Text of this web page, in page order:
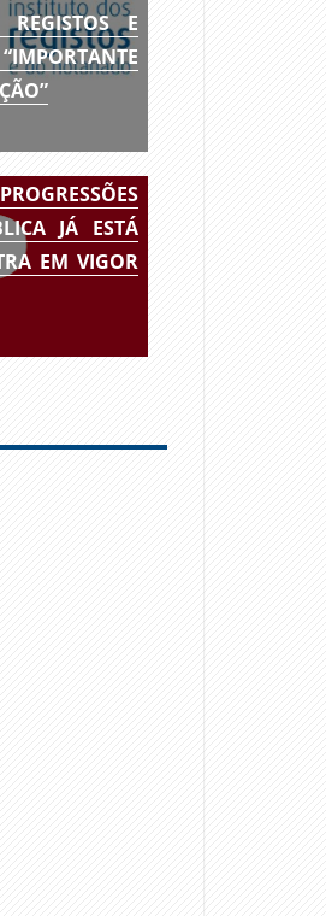
REGISTOS E
JÁ ESTÁ
EM VIGOR